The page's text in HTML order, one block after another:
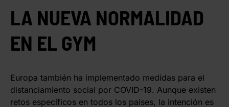
LA NUEVA NORMALIDAD
EN EL GYM
Europa también ha implementado medidas para el
distanciamiento social por COVID-19. Aunque existen
retos específicos en todos los países, la intención es